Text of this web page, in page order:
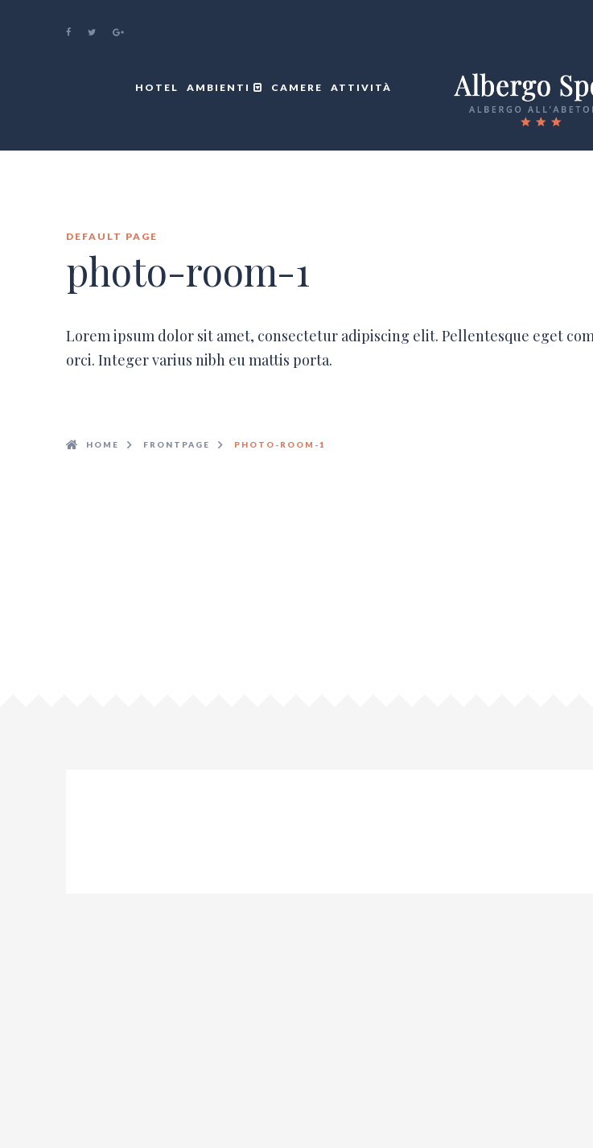
HOTEL AMBIENTI CAMERE ATTIVITÀ
DEFAULT PAGE
photo-room-1
Lorem ipsum dolor sit amet, consectetur adipiscing elit. Pellentesque eget
orci. Integer varius nibh eu mattis porta.
HOME FRONTPAGE PHOTO-ROOM-1